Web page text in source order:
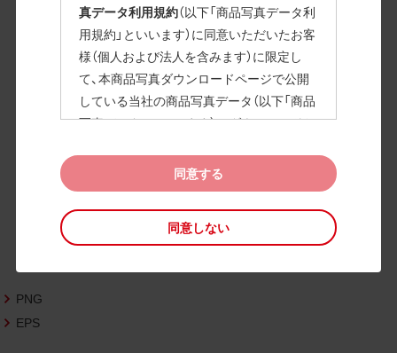
真データ利用規約（以下「商品写真データ利
用規約」といいます）に同意いただいたお客
様（個人および法人を含みます）に限定し
て、本商品写真ダウンロードページで公開
している当社の商品写真データ（以下「商品
写真データ」といいます）のダウンロードお
また、当社は、下記のCAD図データ利用規約
（以下「CAD図データ利用規約」といいます）
に同意いただいたお客様に限定して、本CA
D図ダウンロードページで公開している当
いいます）の利用を許諾いたします。
同意する
同意しない
BSUABSU315BK
高画質画像
PNG
EPS